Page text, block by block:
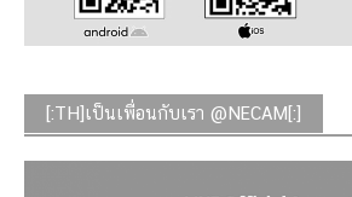
[:TH]เป็นเพื่อนกับเรา @NECAM[:]